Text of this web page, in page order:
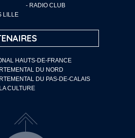
- RADIO CLUB
LILLE
HAUTS-DE-FRANCE
DU NORD
DU PAS-DE-CALAIS
CULTURE